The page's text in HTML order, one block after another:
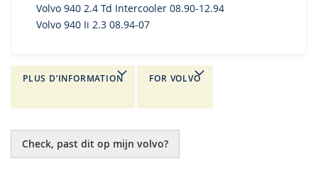
Volvo 940 2.4 Td Intercooler 08.90-12.94
Volvo 940 Ii 2.3 08.94-07
PLUS D’INFORMATION FOR VOLVO
Check, past dit op mijn volvo?